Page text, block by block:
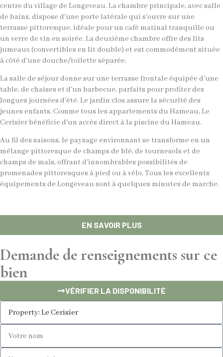
centre du village de Longeveau. La chambre principale, avec salle
de bains, dispose d'une porte latérale qui s'ouvre sur une
terrasse pittoresque, idéale pour un café matinal tranquille ou
un verre de vin en soirée. La deuxième chambre offre des lits
jumeaux (convertibles en lit double) et est commodément située
à côté d'une douche/toilette séparée.
La salle de séjour donne sur une terrasse frontale équipée d'une
table, de chaises et d'un barbecue, parfaits pour profiter des
longues journées d'été. Le jardin clos assure la sécurité des
jeunes enfants. Comme tous les appartements du Hameau, Le
Cerisier bénéficie d'un accès direct à la piscine du Hameau.
Au fil des saisons, le paysage environnant se transforme en un
mélange pittoresque de champs de blé, de tournesols et de
champs de maïs, offrant d'innombrables possibilités de
promenades pittoresques à pied ou à vélo. Tous les excellents
équipements de Longeveau sont à quelques minutes de marche.
EN SAVOIR PLUS
Demande de renseignements sur ce
bien
VÉRIFIER LA DISPONIBILITÉ